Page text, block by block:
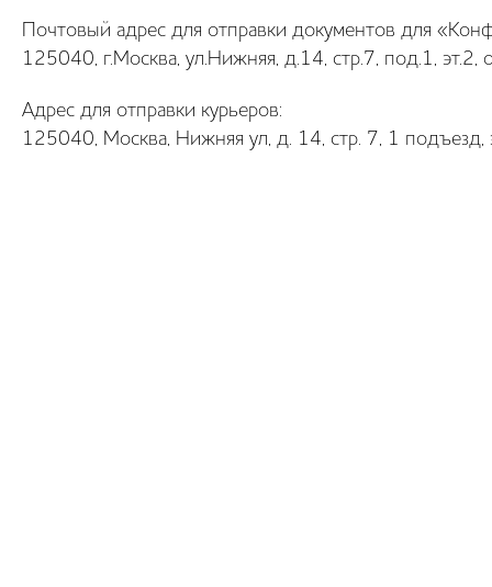
Почтовый адрес для отправки документов для
125040, г.Москва, ул.Нижняя, д.14, стр.7, под.1,
Адрес для отправки курьеров:
125040, Москва, Нижняя ул, д. 14, стр. 7, 1